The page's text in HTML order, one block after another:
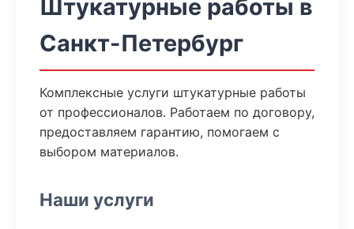
Штукатурные работы в
Санкт-Петербург
Комплексные услуги штукатурные работы
от профессионалов. Работаем по договору,
предоставляем гарантию, помогаем с
выбором материалов.
Наши услуги